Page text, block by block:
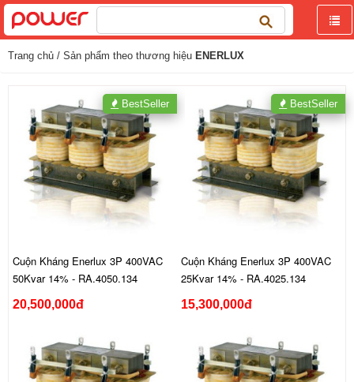
Tìm
kiếm
Trang chủ / Sản phẩm theo thương hiệu ENERLUX
Cuộn Kháng Enerlux 3P 400VAC
50Kvar 14% - RA.4050.134
20,500,000đ
BestSeller
Cuộn Kháng Enerlux 3P 400VAC
25Kvar 14% - RA.4025.134
15,300,000đ
BestSeller